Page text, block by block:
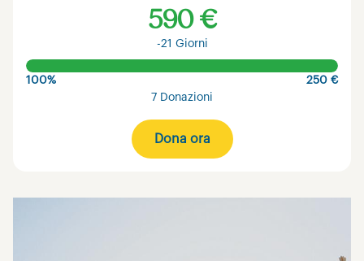
590 €
-21 Giorni
100%
250 €
7 Donazioni
Dona ora